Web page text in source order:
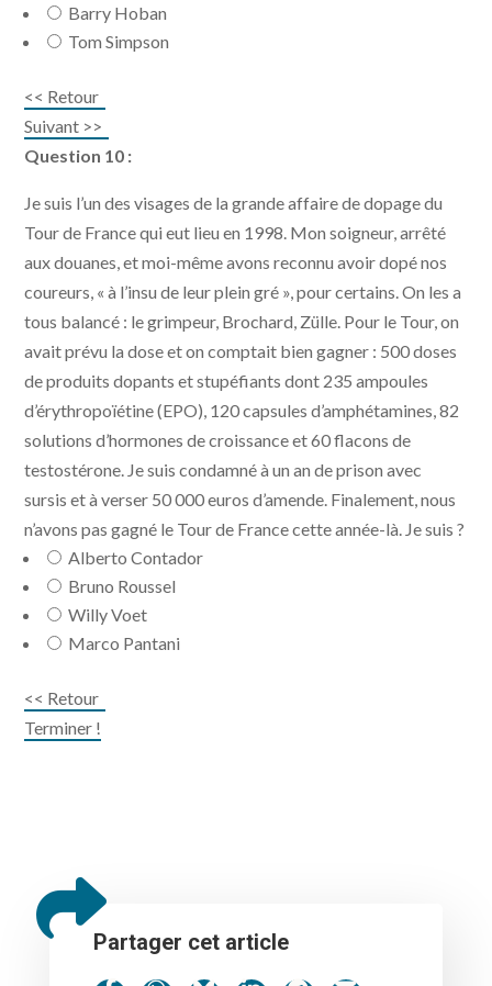
Barry Hoban
Tom Simpson
<< Retour
Suivant >>
Question 10 :
Je suis l’un des visages de la grande affaire de dopage du
Tour de France qui eut lieu en 1998. Mon soigneur, arrêté
aux douanes, et moi-même avons reconnu avoir dopé nos
coureurs, « à l’insu de leur plein gré », pour certains. On les a
tous balancé : le grimpeur, Brochard, Zülle. Pour le Tour, on
avait prévu la dose et on comptait bien gagner : 500 doses
de produits dopants et stupéfiants dont 235 ampoules
d’érythropoïétine (EPO), 120 capsules d’amphétamines, 82
solutions d’hormones de croissance et 60 flacons de
testostérone. Je suis condamné à un an de prison avec
sursis et à verser 50 000 euros d’amende. Finalement, nous
n’avons pas gagné le Tour de France cette année-là. Je suis ?
Alberto Contador
Bruno Roussel
Willy Voet
Marco Pantani
<< Retour
Terminer !
Partager cet article